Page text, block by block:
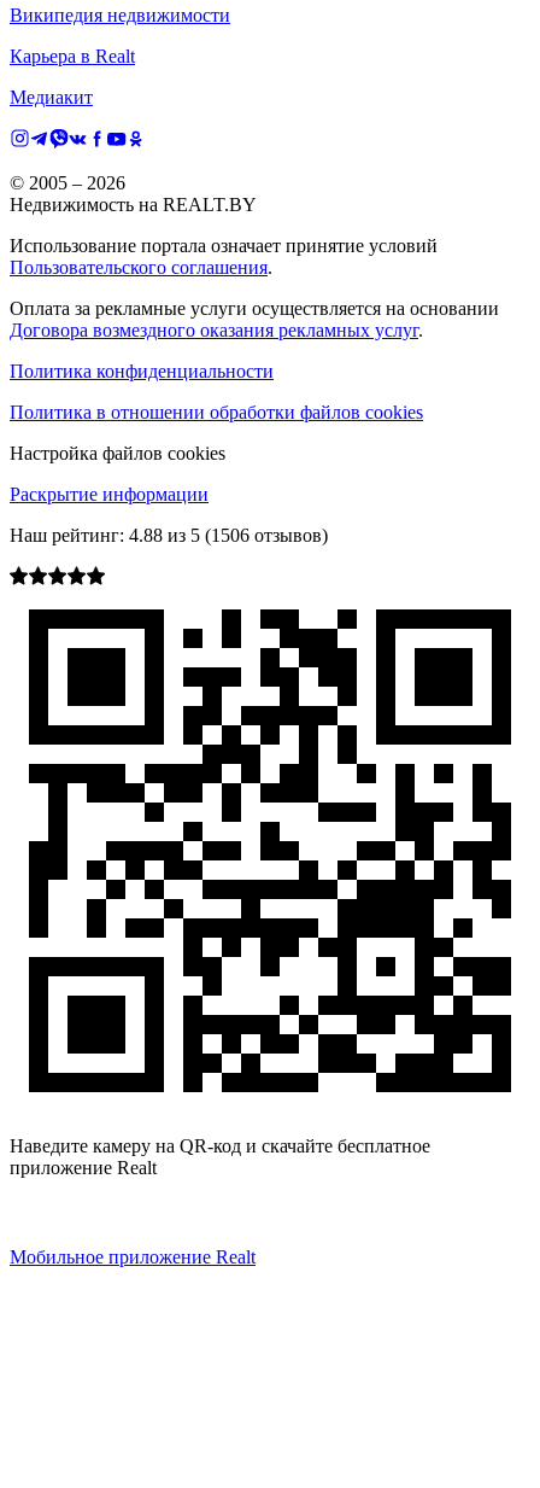
Википедия недвижимости
Карьера в Realt
Медиакит
© 2005 – 2026
Недвижимость на REALT.BY
Использование портала означает принятие условий
Пользовательского соглашения.
Оплата за рекламные услуги осуществляется на основании
Договора возмездного оказания рекламных услуг.
Политика конфиденциальности
Политика в отношении обработки файлов cookies
Настройка файлов cookies
Раскрытие информации
Наш рейтинг: 4.88 из 5 (1506 отзывов)
Наведите камеру на QR-код и скачайте бесплатное
приложение Realt
Мобильное приложение Realt